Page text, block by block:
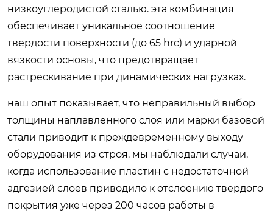
низкоуглеродистой сталью. эта комбинация
обеспечивает уникальное соотношение
твердости поверхности (до 65 hrc) и ударной
вязкости основы, что предотвращает
растрескивание при динамических нагрузках.
наш опыт показывает, что неправильный выбор
толщины наплавленного слоя или марки базовой
стали приводит к преждевременному выходу
оборудования из строя. мы наблюдали случаи,
когда использование пластин с недостаточной
адгезией слоев приводило к отслоению твердого
покрытия уже через 200 часов работы в